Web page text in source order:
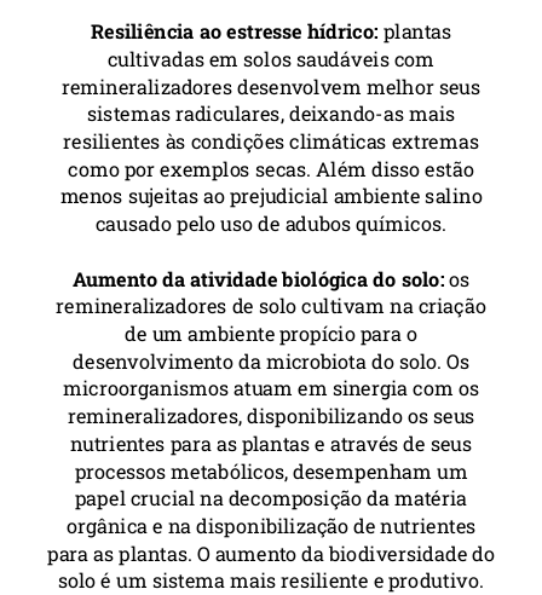
Resiliência ao estresse hídrico: plantas
cultivadas em solos saudáveis com
remineralizadores desenvolvem melhor seus
sistemas radiculares, deixando-as mais
resilientes às condições climáticas extremas
como por exemplos secas. Além disso estão
menos sujeitas ao prejudicial ambiente salino
causado pelo uso de adubos químicos.
Aumento da atividade biológica do solo:os
remineralizadores de solo cultivam na criação
de um ambiente propício para o
desenvolvimento da microbiota do solo. Os
microorganismos atuam em sinergia com os
remineralizadores, disponibilizando os seus
nutrientes para as plantas e através de seus
processos metabólicos, desempenham um
papel crucial na decomposição da matéria
orgânica e na disponibilização de nutrientes
para as plantas. O aumento da biodiversidade do
solo é um sistema mais resiliente e produtivo.